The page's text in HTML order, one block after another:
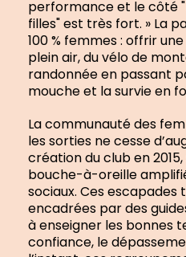
performance et le côté
filles" est très fort. » La
100 % femmes : offrir
plein air, du vélo de
randonnée en passant
mouche et la survie en
La communauté des
les sorties ne cesse
création du club en
bouche-à-oreille
sociaux. Ces escapades
encadrées par des
à enseigner les bonnes
confiance, le